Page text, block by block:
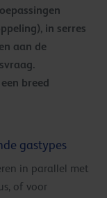
in serres
aan de
breed
gastypes
in parallel met
of voor